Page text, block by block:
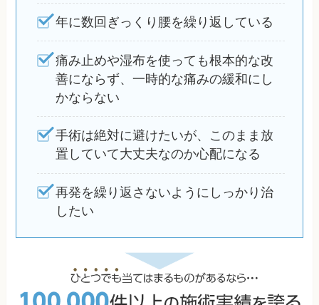
年に数回ぎっくり腰を繰り返している
痛み止めや湿布を使っても根本的な改
善にならず、一時的な痛みの緩和にし
かならない
手術は絶対に避けたいが、このまま放
置していて大丈夫なのか心配になる
再発を繰り返さないようにしっかり治
したい